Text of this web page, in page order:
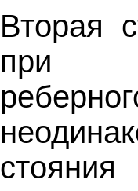
Вторая
при